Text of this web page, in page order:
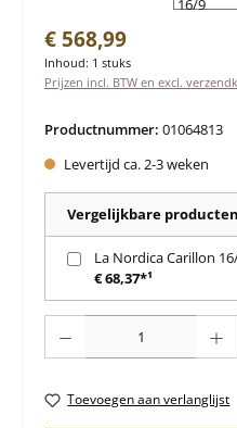
Normale prijs:
€ 568,99
Inhoud: 1 stuks
Prijzen incl. BTW en excl.
Productnummer: 01064813
Levertijd ca. 2-3 weken
Vergelijkbare producten
La Nordica Carillon
€ 68,37*¹
Toevoegen aan verlanglijst